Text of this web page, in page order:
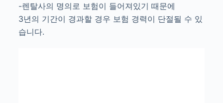
-렌탈사의 명의로 보험이 들어져있기 때문에
3년의 기간이 경과할 경우 보험 경력이 단절될 수 있
습니다.